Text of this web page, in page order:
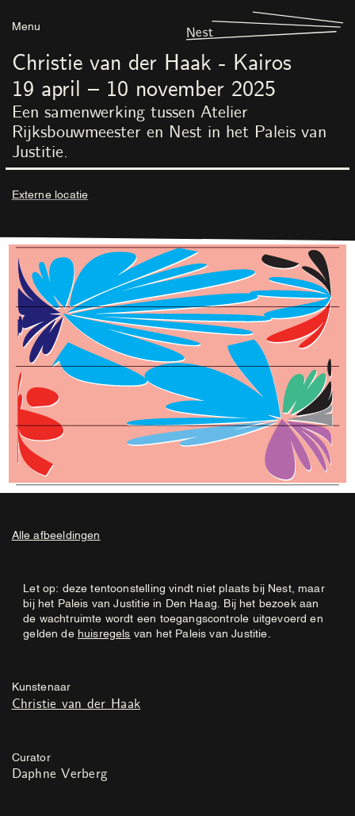
Menu Nest
Christie van der Haak - Kairos
19 april – 10 november 2025
Een samenwerking tussen Atelier
Rijksbouwmeester en Nest in het Paleis van
Justitie.
Externe locatie
Alle afbeeldingen
Let op: deze tentoonstelling vindt niet plaats bij Nest, maar
bij het Paleis van Justitie in Den Haag. Bij het bezoek aan
de wachtruimte wordt een toegangscontrole uitgevoerd en
gelden de huisregels van het Paleis van Justitie.
Kunstenaar
Christie van der Haak
Curator
Daphne Verberg